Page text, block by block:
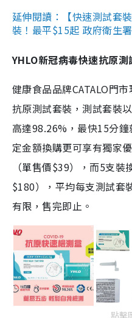
延伸閱讀：【快速測試套
裝！最平$15起 政府衛生
YHLO新冠病毒快速抗原測
健康食品品牌CATALO門
抗原測試套裝，測試套裝
高達98.26%，最快15分
定金額換購更可享有獨家
（單售價$39），而5支
$180），平均每支測試套
有限，售完即止。
點擊